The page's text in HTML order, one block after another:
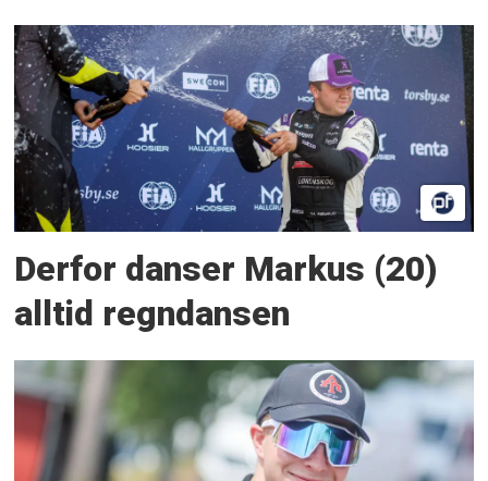
Derfor danser Markus (20)
alltid regndansen